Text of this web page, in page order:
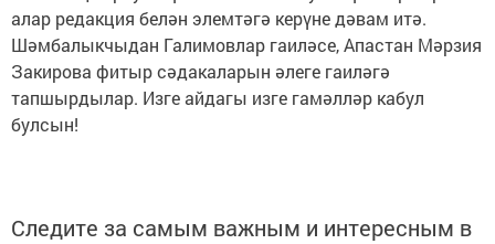
алар редакция белән элемтәгә керүне дәвам итә.
Шәмбалыкчыдан Галимовлар гаиләсе, Апастан Мәрзия
Закирова фитыр сәдакаларын әлеге гаиләгә
тапшырдылар. Изге айдагы изге гамәлләр кабул
булсын!
Следите за самым важным и интересным в